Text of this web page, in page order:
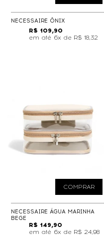
NECESSAIRE ÔNIX
R$ 109,90
6x de R$ 18,32
COMPRAR
NECESSAIRE ÁGUA MARINHA
BEGE
R$ 149,90
6x de R$ 24,98